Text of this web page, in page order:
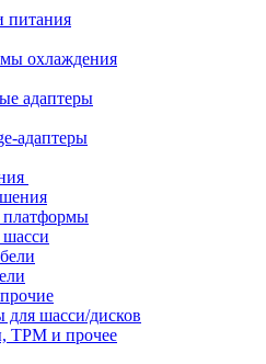
питания
охлаждения
адаптеры
адаптеры
для шасси/дисков
TPM и прочее